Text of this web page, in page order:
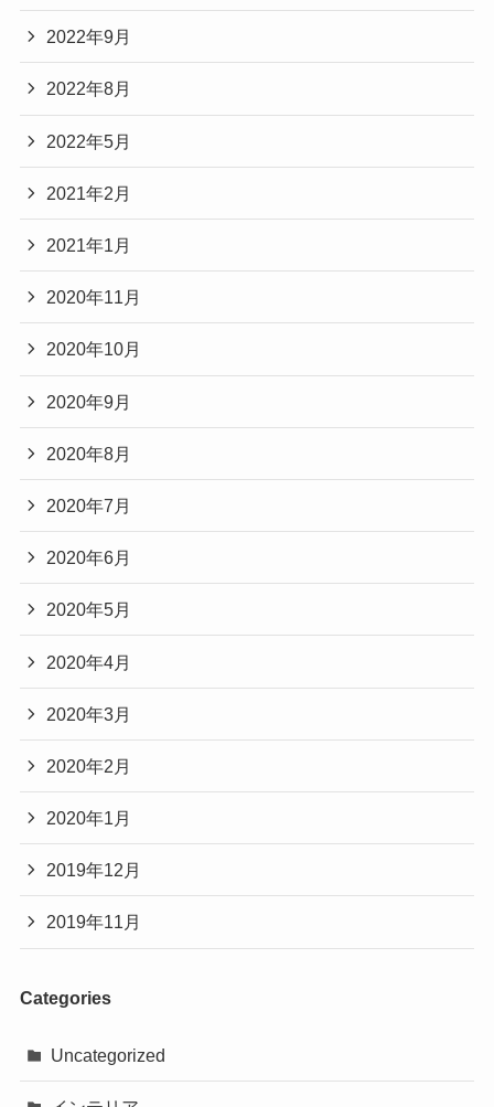
2022年9月
2022年8月
2022年5月
2021年2月
2021年1月
2020年11月
2020年10月
2020年9月
2020年8月
2020年7月
2020年6月
2020年5月
2020年4月
2020年3月
2020年2月
2020年1月
2019年12月
2019年11月
Categories
Uncategorized